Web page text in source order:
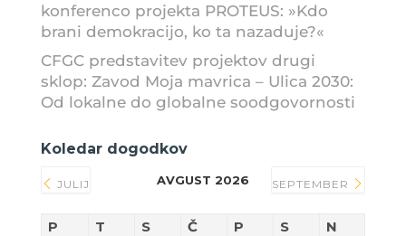
konferenco projekta PROTEUS: »Kdo
brani demokracijo, ko ta nazaduje?«
CFGC predstavitev projektov drugi
sklop: Zavod Moja mavrica – Ulica 2030:
Od lokalne do globalne soodgovornosti
Koledar dogodkov
JULIJ AVGUST 2026 SEPTEMBER
P T S Č P S N